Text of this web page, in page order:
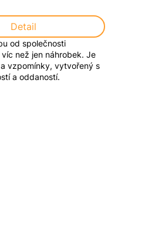
Detail
od společnosti
než jen náhrobek. Je
vzpomínky, vytvořený s
a oddaností.